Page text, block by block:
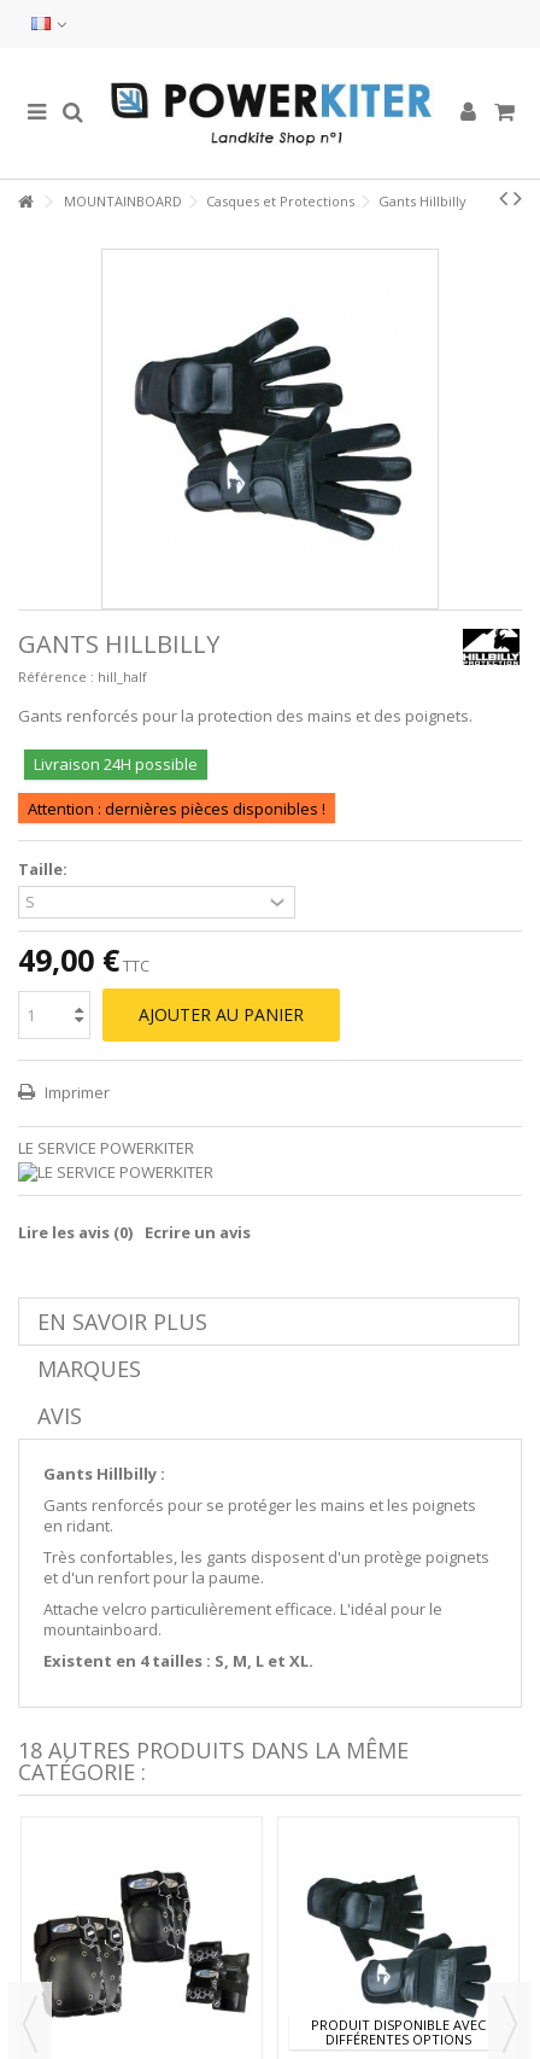
MOUNTAINBOARD Casques et Protections Gants Hillbilly
GANTS HILLBILLY
Référence : hill_half
Gants renforcés pour la protection des mains et des poignets.
Livraison 24H possible
Attention : dernières pièces disponibles !
Taille:
49,00 €TTC
AJOUTER AU PANIER
Imprimer
LE SERVICE POWERKITER
Lire les avis (0) Ecrire un avis
EN SAVOIR PLUS
MARQUES
AVIS
Gants Hillbilly :
Gants renforcés pour se protéger les mains et les poignets
en ridant.
Très confortables, les gants disposent d'un protège poignets
et d'un renfort pour la paume.
Attache velcro particulièrement efficace. L'idéal pour le
mountainboard.
Existent en 4 tailles : S, M, L et XL.
18 AUTRES PRODUITS DANS LA MÊME
CATÉGORIE :
PRODUIT DISPONIBLE AVEC
DIFFÉRENTES OPTIONS